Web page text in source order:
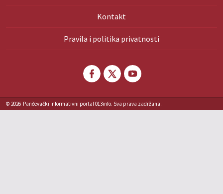
Kontakt
Pravila i politika privatnosti
© 2026 Pančevački informativni portal 013info. Sva prava zadržana.